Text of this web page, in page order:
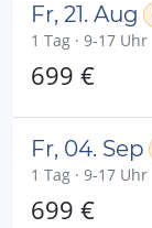
Fr, 21. Aug
1 Tag · 9-17 Uhr
699 €
Fr, 04. Sep
1 Tag · 9-17 Uhr
699 €